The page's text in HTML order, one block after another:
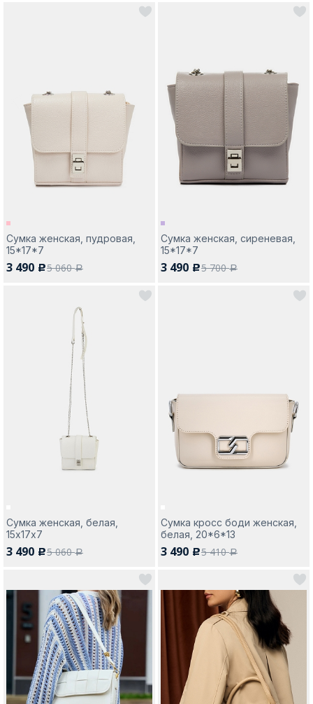
Сумка женская, пудровая,
15*17*7
3 490 c5 060a
Сумка женская, сиреневая,
15*17*7
3 490 c5 700a
Сумка женская, белая,
15х17х7
3 490 c5 060a
Сумка кросс боди женская,
белая, 20*6*13
3 490 c5 410a